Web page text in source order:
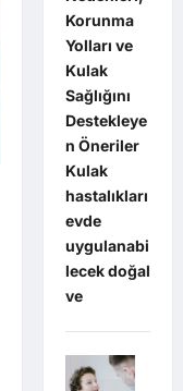
Korunma
Yolları ve
Kulak
Sağlığını
Destekleye
n Öneriler
Kulak
hastalıkları
evde
uygulanabi
lecek doğal
ve